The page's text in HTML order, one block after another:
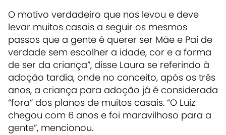
O motivo verdadeiro que nos levou e deve
levar muitos casais a seguir os mesmos
passos que a gente é querer ser Mãe e Pai de
verdade sem escolher a idade, cor e a forma
de ser da criança”, disse Laura se referindo à
adoção tardia, onde no conceito, após os três
anos, a criança para adoção já é considerada
“fora” dos planos de muitos casais. “O Luiz
chegou com 6 anos e foi maravilhoso para a
gente”, mencionou.